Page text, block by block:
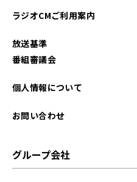
ラジオCMご利用案内
放送基準
番組審議会
個人情報について
お問い合わせ
グループ会社